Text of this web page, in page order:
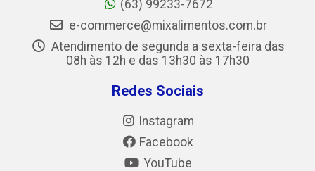
(63) 99233-7672
e-commerce@mixalimentos.com.br
Atendimento de segunda a sexta-feira das
08h às 12h e das 13h30 às 17h30
Redes Sociais
Instagram
Facebook
YouTube